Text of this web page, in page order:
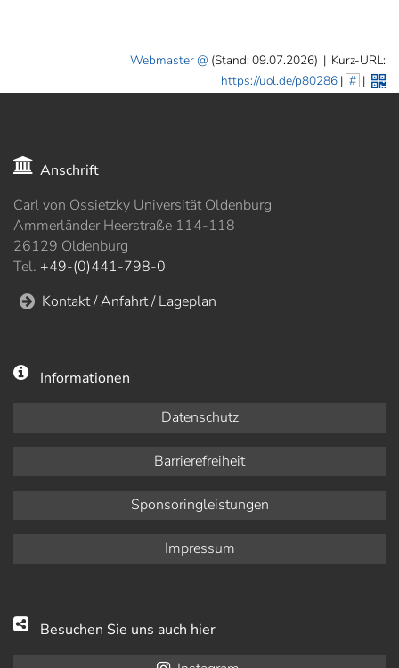
Webmaster (Stand: 09.07.2026) | Kurz-URL:
https://uol.de/p80286| # |
Anschrift
Carl von Ossietzky Universität Oldenburg
Ammerländer Heerstraße 114-118
26129 Oldenburg
Tel. +49-(0)441-798-0
Kontakt / Anfahrt / Lageplan
Informationen
Datenschutz
Barrierefreiheit
Sponsoringleistungen
Impressum
Besuchen Sie uns auch hier